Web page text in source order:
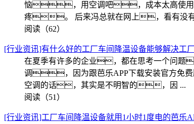
恼，用空调吧，成本太高使用
疼。 后来冯总就在网上，看有没
阅读（62）
[行业资讯]有什么好的工厂车间降温设备能够解决
在夏季有许多的企业，都在思考一个问题
调，因为跟芭乐APP下载安装官方免
空调的话，其实是不明智的，因 ...
阅读（51）
[行业资讯]工厂车间降温设备就用1小时1度电的芭乐